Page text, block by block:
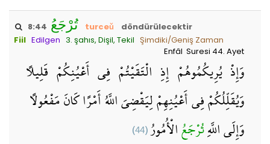
8:44 تُرْجَعُ turceǔ
döndürülecektir
Fiil Edilgen 3. şahıs, Dişil, Tekil Şimdiki/Geniş Zaman
Enfâl Suresi 44. Ayet
وَإِذْ يُرِيكُمُوهُمْ إِذِ الْتَقَيْتُمْ فِي أَعْيُنِكُمْ قَلِيلًا
وَيُقَلِّلُكُمْ فِي أَعْيُنِهِمْ لِيَقْضِيَ اللَّهُ أَمْرًا كَانَ مَفْعُولًا ۗ
وَإِلَى اللَّهِتُرْجَعُالْأُمُورُ(44)